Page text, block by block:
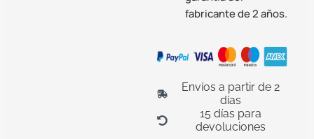
fabricante de 2 años.
Envíos a partir de 2
días
15 días para
devoluciones